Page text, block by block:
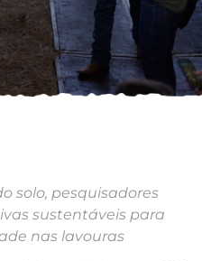
solo, pesquisadores
sustentáveis para
nas lavouras